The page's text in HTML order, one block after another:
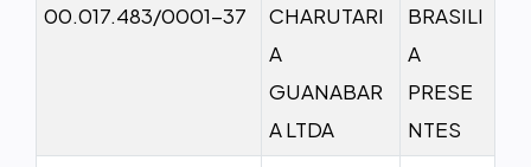
00.017.483/0001-37
CHARUTARI
A
GUANABAR
A LTDA
BRASILI
A
PRESE
NTES